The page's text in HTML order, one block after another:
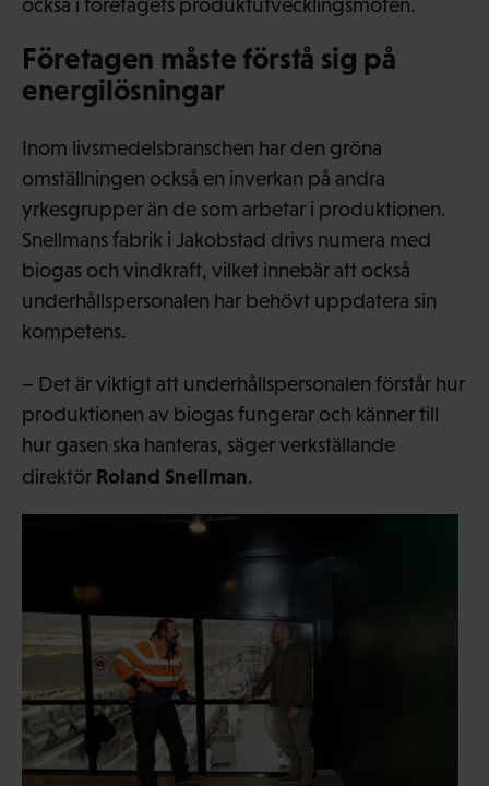
också i företagets produktutvecklingsmöten.
Företagen måste förstå sig på
energilösningar
Inom livsmedelsbranschen har den gröna
omställningen också en inverkan på andra
yrkesgrupper än de som arbetar i produktionen.
Snellmans fabrik i Jakobstad drivs numera med
biogas och vindkraft, vilket innebär att också
underhållspersonalen har behövt uppdatera sin
kompetens.
– Det är viktigt att underhållspersonalen förstår hur
produktionen av biogas fungerar och känner till
hur gasen ska hanteras, säger verkställande
direktör Roland Snellman.